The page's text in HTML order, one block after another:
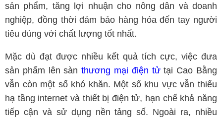
sản phẩm, tăng lợi nhuận cho nông dân và doanh
nghiệp, đồng thời đảm bảo hàng hóa đến tay người
tiêu dùng với chất lượng tốt nhất.
Mặc dù đạt được nhiều kết quả tích cực, việc đưa
sản phẩm lên sànthương mại điện tửtại Cao Bằng
vẫn còn một số khó khăn. Một số khu vực vẫn thiếu
hạ tầng internet và thiết bị điện tử, hạn chế khả năng
tiếp cận và sử dụng nền tảng số. Ngoài ra, nhiều